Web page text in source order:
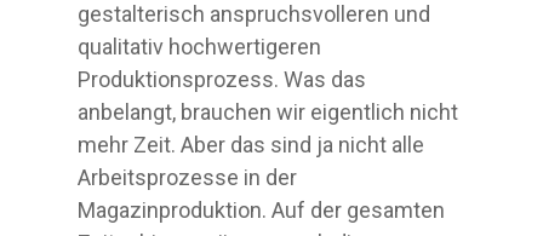
gestalterisch anspruchsvolleren und
qualitativ hochwertigeren
Produktionsprozess. Was das
anbelangt, brauchen wir eigentlich nicht
mehr Zeit. Aber das sind ja nicht alle
Arbeitsprozesse in der
Magazinproduktion. Auf der gesamten